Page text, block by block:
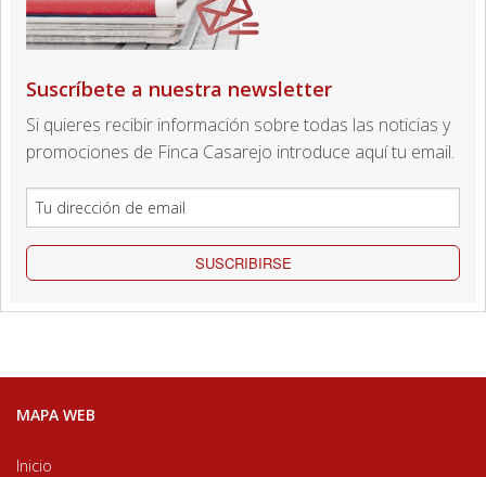
Suscríbete a nuestra newsletter
Si quieres recibir información sobre todas las noticias y
promociones de Finca Casarejo introduce aquí tu email.
SUSCRIBIRSE
MAPA WEB
Inicio